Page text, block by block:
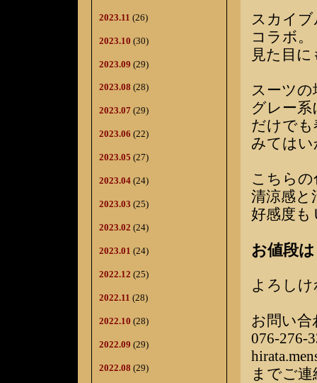
2023.11 (26)
2023.10 (30)
2023.09 (29)
2023.08 (28)
2023.07 (29)
2023.06 (22)
2023.05 (27)
2023.04 (24)
2023.03 (25)
2023.02 (24)
2023.01 (24)
2022.12 (25)
2022.11 (28)
2022.10 (28)
2022.09 (29)
2022.08 (29)
スカイ
コラボ。
見た目
スーツ
グレー
だけで
みては
こちら
清涼感と
好感度も
お値段
よろしけ
お問い合
076-276-
までご